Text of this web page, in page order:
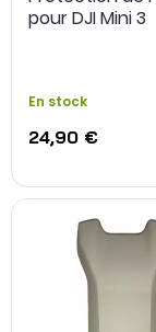
pour DJI Mini 3
En stock
24,90 €